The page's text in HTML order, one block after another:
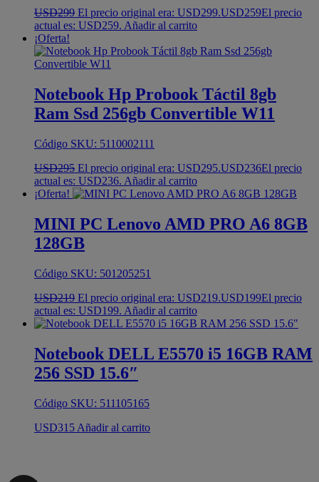
USD299 El precio original era: USD299.USD259El precio
actual es: USD259. Añadir al carrito
¡Oferta!
Notebook Hp Probook Táctil 8gb
Ram Ssd 256gb Convertible W11
Código SKU: 5110002111
USD295 El precio original era: USD295.USD236El precio
actual es: USD236. Añadir al carrito
¡Oferta!
MINI PC Lenovo AMD PRO A6 8GB
128GB
Código SKU: 501205251
USD219 El precio original era: USD219.USD199El precio
actual es: USD199. Añadir al carrito
Notebook DELL E5570 i5 16GB RAM
256 SSD 15.6″
Código SKU: 511105165
USD315 Añadir al carrito